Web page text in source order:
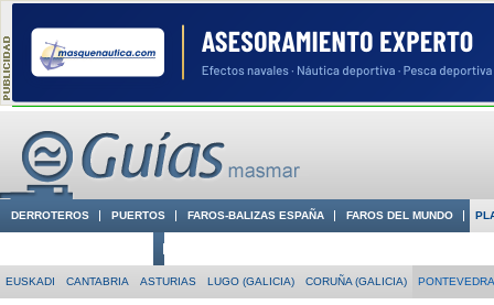
DERROTEROS PUERTOS FAROS-BALIZAS ESPAÑA FAROS DEL MUNDO
EUSKADI CANTABRIA ASTURIAS LUGO (GALICIA) CORUÑA (GALICIA)